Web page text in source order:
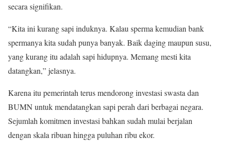
secara signifikan.
“Kita ini kurang sapi induknya. Kalau sperma kemudian bank
spermanya kita sudah punya banyak. Baik daging maupun susu,
yang kurang itu adalah sapi hidupnya. Memang mesti kita
datangkan,” jelasnya.
Karena itu pemerintah terus mendorong investasi swasta dan
BUMN untuk mendatangkan sapi perah dari berbagai negara.
Sejumlah komitmen investasi bahkan sudah mulai berjalan
dengan skala ribuan hingga puluhan ribu ekor.